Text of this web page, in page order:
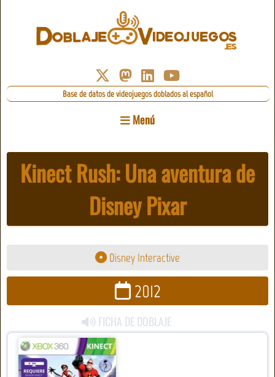
Base de datos de videojuegos doblados al español
Menú
Kinect Rush: Una aventura de
Disney Pixar
Disney Interactive
2012
FICHA DE DOBLAJE